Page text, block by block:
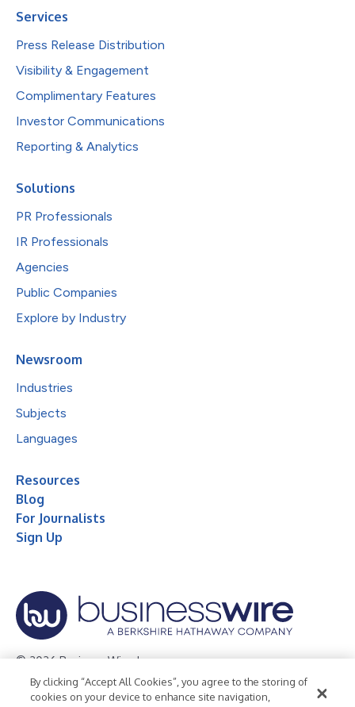
Services
Press Release Distribution
Visibility & Engagement
Complimentary Features
Investor Communications
Reporting & Analytics
Solutions
PR Professionals
IR Professionals
Agencies
Public Companies
Explore by Industry
Newsroom
Industries
Subjects
Languages
Resources
Blog
For Journalists
Sign Up
© 2026 Business Wire, Inc.
Privacy Policy Cookie Policy Accessibility Statement
By clicking “Accept All Cookies”, you agree to the storing of
cookies on your device to enhance site navigation,